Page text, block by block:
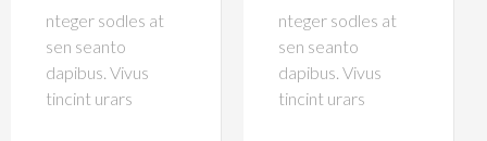
nteger sodles at
sen seanto
dapibus. Vivus
tincint urars
nteger sodles at
sen seanto
dapibus. Vivus
tincint urars